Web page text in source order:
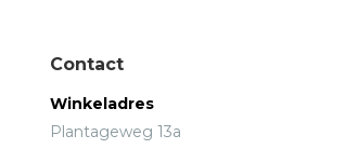
Contact
Winkeladres
Plantageweg 13a